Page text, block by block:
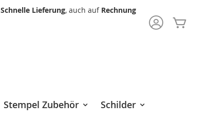
Schnelle Lieferung, auch auf Rechnung
Stempel Zubehör Schilder